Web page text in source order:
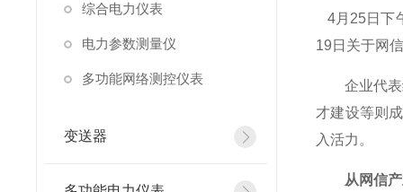
综合电力仪表
电力参数测量仪
多功能网络测控仪表
变送器
4月25日下
19日关于网
企业代表纷
才建设等则
入活力。
从网信产